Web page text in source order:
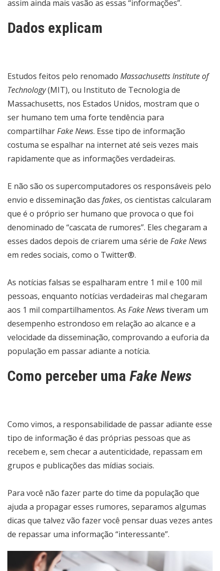
assim ainda mais vasão as essas “informações”.
Dados explicam
Estudos feitos pelo renomado Massachusetts Institute of
Technology(MIT), ou Instituto de Tecnologia de
Massachusetts, nos Estados Unidos, mostram que o
ser humano tem uma forte tendência para
compartilharFake News. Esse tipo de informação
costuma se espalhar na internet até seis vezes mais
rapidamente que as informações verdadeiras.
E não são os supercomputadores os responsáveis pelo
envio e disseminação das fakes, os cientistas calcularam
que é o próprio ser humano que provoca o que foi
denominado de “cascata de rumores”. Eles chegaram a
esses dados depois de criarem uma série de Fake News
em redes sociais, como o Twitter®.
As notícias falsas se espalharam entre 1 mil e 100 mil
pessoas, enquanto notícias verdadeiras mal chegaram
aos 1 mil compartilhamentos. As Fake Newstiveram um
desempenho estrondoso em relação ao alcance e a
velocidade da disseminação, comprovando a euforia da
população em passar adiante a notícia.
Como perceber uma Fake News
Como vimos, a responsabilidade de passar adiante esse
tipo de informação é das próprias pessoas que as
recebem e, sem checar a autenticidade, repassam em
grupos e publicações das mídias sociais.
Para você não fazer parte do time da população que
ajuda a propagar esses rumores, separamos algumas
dicas que talvez vão fazer você pensar duas vezes antes
de repassar uma informação “interessante”.